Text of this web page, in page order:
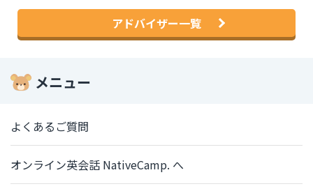
アドバイザー一覧
メニュー
よくあるご質問
オンライン英会話 NativeCamp. へ